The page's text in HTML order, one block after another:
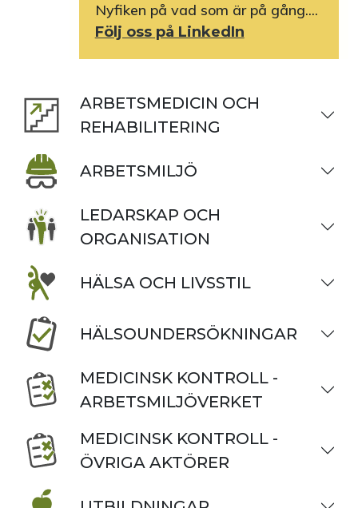
Nyfiken på vad som är på gång....
Följ oss på LinkedIn
ARBETSMEDICIN OCH
REHABILITERING
ARBETSMILJÖ
LEDARSKAP OCH
ORGANISATION
HÄLSA OCH LIVSSTIL
HÄLSOUNDERSÖKNINGAR
MEDICINSK KONTROLL -
ARBETSMILJÖVERKET
MEDICINSK KONTROLL -
ÖVRIGA AKTÖRER